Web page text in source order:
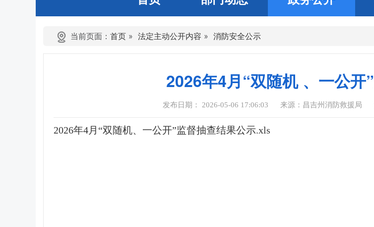
当前页面： 首页 » 法定主动公开内容 » 消防安全公示
2026年4月“双随机 、一公开
发布日期： 2026-05-06 17:06:03 来源：昌吉州消防救援局
2026年4月“双随机、一公开”监督抽查结果公示.xls